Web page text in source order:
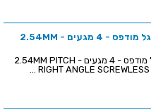
טרמינל בלוק למעגל מודפס - 4 מגעים - 2.54MM